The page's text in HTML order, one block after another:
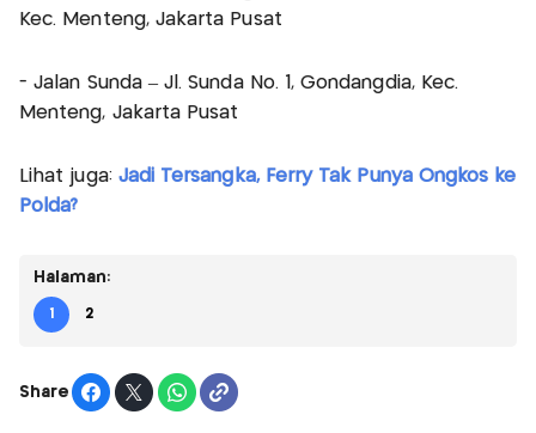
Kec. Menteng, Jakarta Pusat
- Jalan Sunda – Jl. Sunda No. 1, Gondangdia, Kec.
Menteng, Jakarta Pusat
Lihat juga: Jadi Tersangka, Ferry Tak Punya Ongkos ke
Polda?
Halaman:
1 2
Share